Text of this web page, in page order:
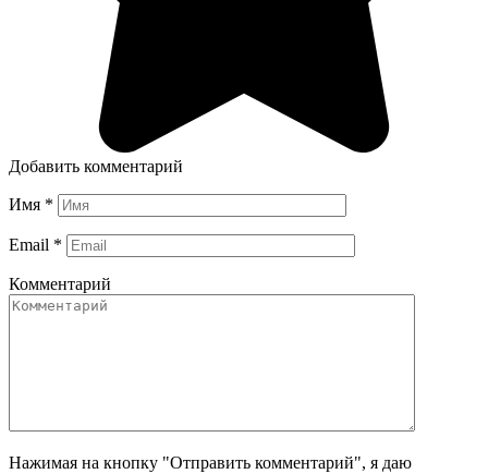
Добавить комментарий
Имя *
Email *
Комментарий
Нажимая на кнопку "Отправить комментарий", я даю